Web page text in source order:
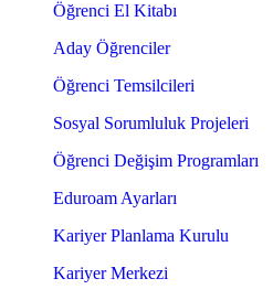
Öğrenci El Kitabı
Aday Öğrenciler
Öğrenci Temsilcileri
Sosyal Sorumluluk Projeleri
Öğrenci Değişim Programları
Eduroam Ayarları
Kariyer Planlama Kurulu
Kariyer Merkezi